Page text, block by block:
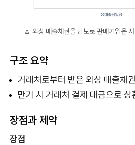
🔼 외상 매출채권을 담보로 판매기업은
구조 요약
거래처로부터 받은 외상 매출채
만기 시 거래처 결제 대금으로 상
장점과 제약
장점